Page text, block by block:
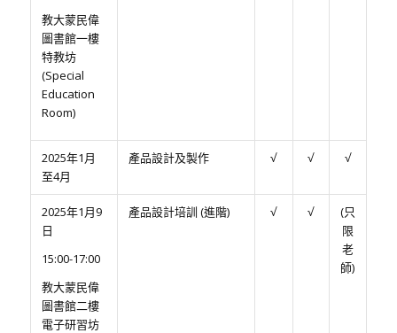
教大蒙民偉
圖書館一樓
特教坊
(Special
Education
Room)
2025年1月
至4月
產品設計及製作 √ √ √
2025年1月9
日
15:00-17:00
教大蒙民偉
圖書館二樓
電子研習坊
產品設計培訓 (進階) √ √
(只
限
老
師)